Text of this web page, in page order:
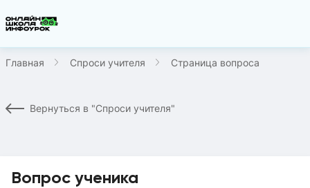
Главная Спроси учителя Страница вопроса
Вернуться в "Спроси учителя"
Вопрос ученика